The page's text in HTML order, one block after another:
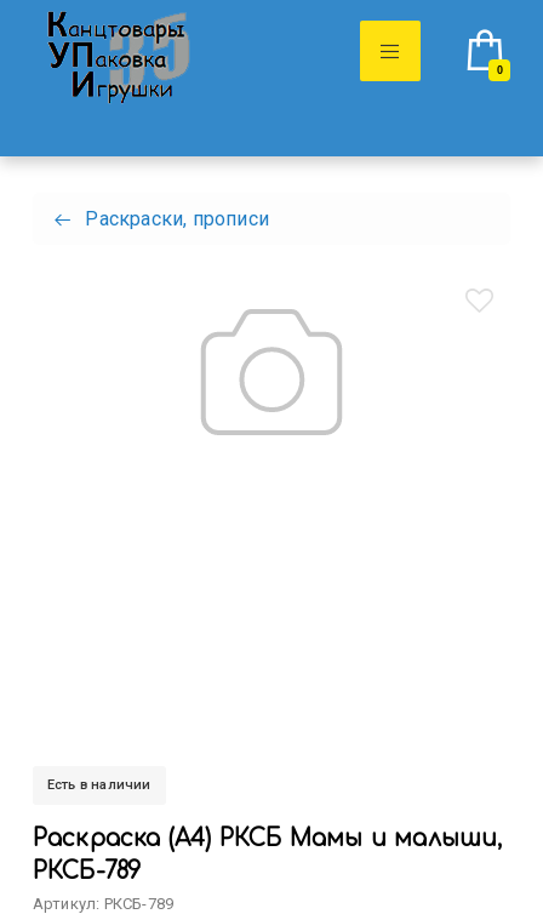
0
Раскраски, прописи
Есть в наличии
Раскраска (А4) РКСБ Мамы и малыши,
РКСБ-789
Артикул: РКСБ-789